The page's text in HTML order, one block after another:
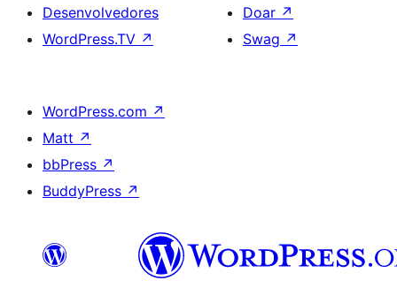
Desenvolvedores
WordPress.TV ↗
Doar ↗
Swag ↗
WordPress.com ↗
Matt ↗
bbPress ↗
BuddyPress ↗